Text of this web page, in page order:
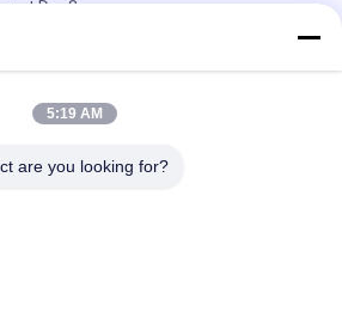
Dro 3
de Mini Lathe 3 de moulin avec
Digital d'axe de la règle 3 pour la
5:19 AM
are you looking for?